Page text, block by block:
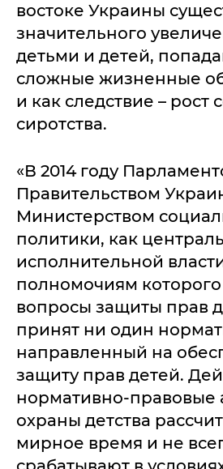
востоке Украины
значительного
детьми и детей,
сложные жизненные
и как следствие – рост
сиротства.
«В 2014 году
Правительством
Министерством
политики, как
исполнительной
полномочиям которого
вопросы защиты прав
принят ни один
направленный на
защиту прав детей.
нормативно-правовые
охраны детства
мирное время и не